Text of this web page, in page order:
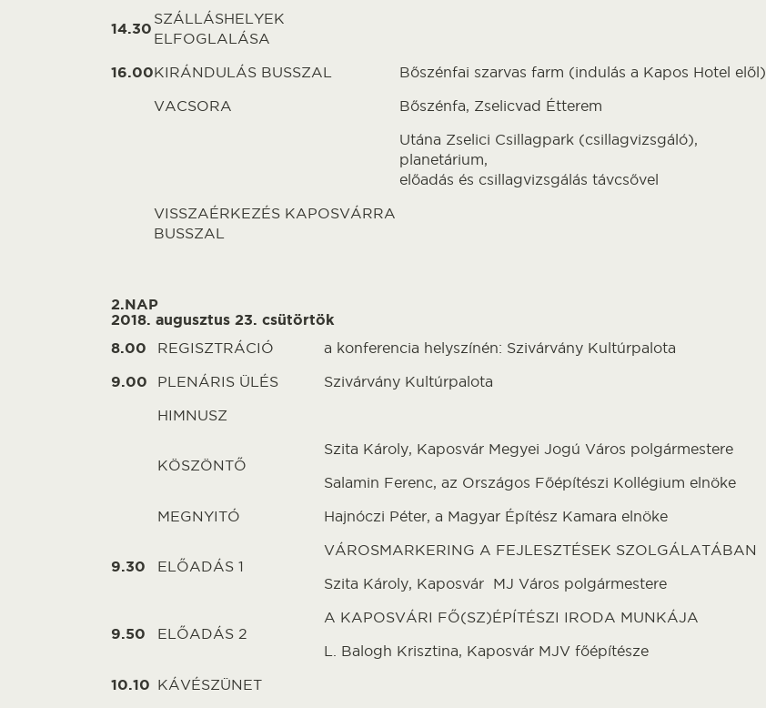
14.30
SZÁLLÁSHELYEK
ELFOGLALÁSA
16.00KIRÁNDULÁS BUSSZAL Bőszénfai szarvas farm (indulás a Kapos Hotel elől)
VACSORA Bőszénfa, Zselicvad Étterem
Utána Zselici Csillagpark (csillagvizsgáló),
planetárium,
előadás és csillagvizsgálás távcsővel
VISSZAÉRKEZÉS KAPOSVÁRRA
BUSSZAL
2.NAP
2018. augusztus 23. csütörtök
8.00
REGISZTRÁCIÓ a konferencia helyszínén: Szivárvány Kultúrpalota
9.00 PLENÁRIS ÜLÉS Szivárvány Kultúrpalota
HIMNUSZ
KÖSZÖNTŐ
Szita Károly, Kaposvár Megyei Jogú Város polgármestere
Salamin Ferenc, az Országos Főépítészi Kollégium elnöke
MEGNYITÓ Hajnóczi Péter, a Magyar Építész Kamara elnöke
9.30 ELŐADÁS 1
VÁROSMARKERING A FEJLESZTÉSEK SZOLGÁLATÁBAN
Szita Károly, Kaposvár MJ Város polgármestere
9.50 ELŐADÁS 2
A KAPOSVÁRI FŐ(SZ)ÉPÍTÉSZI IRODA MUNKÁJA
L. Balogh Krisztina, Kaposvár MJV főépítésze
10.10 KÁVÉSZÜNET